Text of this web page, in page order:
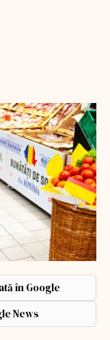
în Google
News